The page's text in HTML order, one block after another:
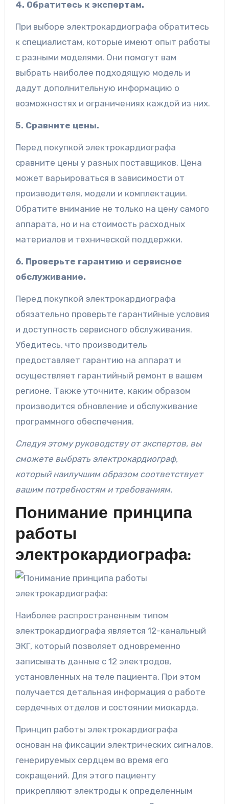
4. Обратитесь к экспертам.
При выборе электрокардиографа обратитесь
к специалистам, которые имеют опыт работы
с разными моделями. Они помогут вам
выбрать наиболее подходящую модель и
дадут дополнительную информацию о
возможностях и ограничениях каждой из них.
5. Сравните цены.
Перед покупкой электрокардиографа
сравните цены у разных поставщиков. Цена
может варьироваться в зависимости от
производителя, модели и комплектации.
Обратите внимание не только на цену самого
аппарата, но и на стоимость расходных
материалов и технической поддержки.
6. Проверьте гарантию и сервисное
обслуживание.
Перед покупкой электрокардиографа
обязательно проверьте гарантийные условия
и доступность сервисного обслуживания.
Убедитесь, что производитель
предоставляет гарантию на аппарат и
осуществляет гарантийный ремонт в вашем
регионе. Также уточните, каким образом
производится обновление и обслуживание
программного обеспечения.
Следуя этому руководству от экспертов, вы
сможете выбрать электрокардиограф,
который наилучшим образом соответствует
вашим потребностям и требованиям.
Понимание принципа
работы
электрокардиографа:
Наиболее распространенным типом
электрокардиографа является 12-канальный
ЭКГ, который позволяет одновременно
записывать данные с 12 электродов,
установленных на теле пациента. При этом
получается детальная информация о работе
сердечных отделов и состоянии миокарда.
Принцип работы электрокардиографа
основан на фиксации электрических сигналов,
генерируемых сердцем во время его
сокращений. Для этого пациенту
прикрепляют электроды к определенным